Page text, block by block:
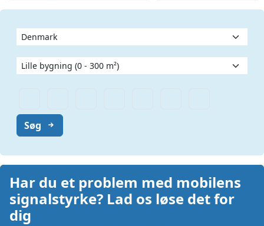
Søg
Har du et problem med mobilens
signalstyrke? Lad os løse det for
dig